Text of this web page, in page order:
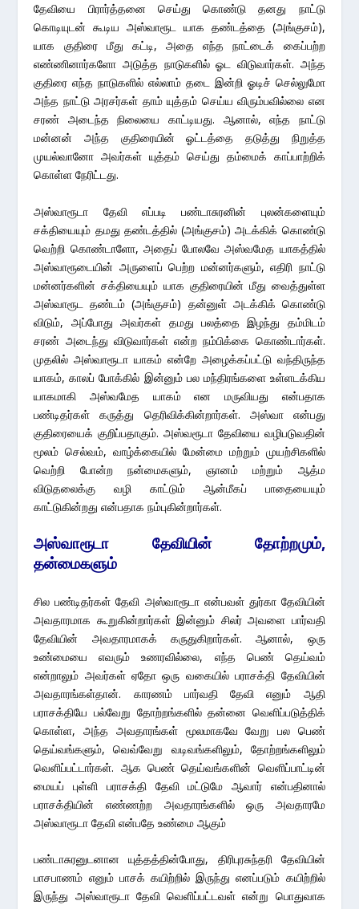
தேவியை பிரார்த்தனை செய்து கொண்டு தனது நாட்டு
கொடியுடன் கூடிய அஸ்வாரூட யாக தண்டத்தை (அங்குசம்),
யாக குதிரை மீது கட்டி, அதை எந்த நாட்டைக் கைப்பற்ற
எண்ணினார்களோ அடுத்த நாடுகளில் ஓட விடுவார்கள். அந்த
குதிரை எந்த நாடுகளில் எல்லாம் தடை இன்றி ஓடிச் செல்லுமோ
அந்த நாட்டு அரசர்கள் தாம் யுத்தம் செய்ய விரும்பவில்லை என
சரண் அடைந்த நிலையை காட்டியது. ஆனால், எந்த நாட்டு
மன்னன் அந்த குதிரையின் ஓட்டத்தை தடுத்து நிறுத்த
முயல்வானோ அவர்கள் யுத்தம் செய்து தம்மைக் காப்பாற்றிக்
கொள்ள நேரிட்டது.
அஸ்வாரூடா தேவி எப்படி பண்டாசுரனின் புலன்களையும்
சக்தியையும் தமது தண்டத்தில் (அங்குசம்) அடக்கிக் கொண்டு
வெற்றி கொண்டாளோ, அதைப் போலவே அஸ்வமேத யாகத்தில்
அஸ்வாரூடையின் அருளைப் பெற்ற மன்னர்களும், எதிரி நாட்டு
மன்னர்களின் சக்தியையும் யாக குதிரையின் மீது வைத்துள்ள
அஸ்வாரூட தண்டம் (அங்குசம்) தன்னுள் அடக்கிக் கொண்டு
விடும், அப்போது அவர்கள் தமது பலத்தை இழந்து தம்மிடம்
சரண் அடைந்து விடுவார்கள் என்ற நம்பிக்கை கொண்டார்கள்.
முதலில் அஸ்வாரூடா யாகம் என்றே அழைக்கப்பட்டு வந்திருந்த
யாகம், காலப் போக்கில் இன்னும் பல மந்திரங்களை உள்ளடக்கிய
யாகமாகி அஸ்வமேத யாகம் என மருவியது என்பதாக
பண்டிதர்கள் கருத்து தெரிவிக்கின்றார்கள். அஸ்வா என்பது
குதிரையைக் குறிப்பதாகும். அஸ்வரூடா தேவியை வழிபடுவதின்
மூலம் செல்வம், வாழ்க்கையில் மேன்மை மற்றும் முயற்சிகளில்
வெற்றி போன்ற நன்மைகளும், ஞானம் மற்றும் ஆத்ம
விடுதலைக்கு வழி காட்டும் ஆன்மீகப் பாதையையும்
காட்டுகின்றது என்பதாக நம்புகின்றார்கள்.
அஸ்வாரூடா தேவியின் தோற்றமும்,
தன்மைகளும்
சில பண்டிதர்கள் தேவி அஸ்வாரூடா என்பவள் துர்கா தேவியின்
அவதாரமாக கூறுகின்றார்கள் இன்னும் சிலர் அவளை பார்வதி
தேவியின் அவதாரமாகக் கருதுகிறார்கள். ஆனால், ஒரு
உண்மையை எவரும் உணரவில்லை, எந்த பெண் தெய்வம்
என்றாலும் அவர்கள் ஏதோ ஒரு வகையில் பராசக்தி தேவியின்
அவதாரங்கள்தான். காரணம் பார்வதி தேவி எனும் ஆதி
பராசக்தியே பல்வேறு தோற்றங்களில் தன்னை வெளிப்படுத்திக்
கொள்ள, அந்த அவதாரங்கள் மூலமாகவே வேறு பல பெண்
தெய்வங்களும், வெவ்வேறு வடிவங்களிலும், தோற்றங்களிலும்
வெளிப்பட்டார்கள். ஆக பெண் தெய்வங்களின் வெளிப்பாட்டின்
மையப் புள்ளி பராசக்தி தேவி மட்டுமே ஆவார் என்பதினால்
பராசக்தியின் எண்ணற்ற அவதாரங்களில் ஒரு அவதாரமே
அஸ்வாரூடா தேவி என்பதே உண்மை ஆகும்
பண்டாசுரனுடனான யுத்தத்தின்போது, திரிபுரசுந்தரி தேவியின்
பாசபாணம் எனும் பாசக் கயிற்றில் இருந்து எனப்படும் கயிற்றில்
இருந்து அஸ்வாரூடா தேவி வெளிப்பட்டவள் என்று பொதுவாக